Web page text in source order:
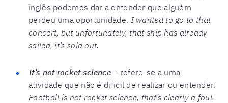
inglês podemos dar a entender que alguém
perdeu uma oportunidade. I wanted to go to that
concert, but unfortunately, that ship has already
sailed, it’s sold out.
It’s not rocket science – refere-se a uma
atividade que não é difícil de realizar ou entender.
Football is not rocket science, that’s clearly a foul.